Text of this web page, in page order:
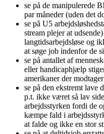
se på de manipulerede
par måneder (uden det
se på U5
stream plejer at
langtidsarbejdsløse og
at søge job indenfor de
se på antallet af
eller handicaphjælp
amerikaner der
se på den ekstremt lave
p.t. ikke været så lav
arbejdsstyrken fordi de
kæmpe fald i
at falde og ikke en stor